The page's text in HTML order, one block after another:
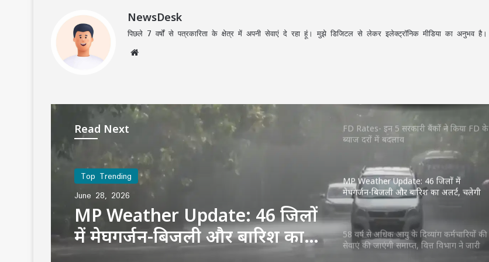
NewsDesk
पिछले 7 वर्षों से पत्रकारिता के क्षेत्र में अपनी सेवाएं दे रहा हूं। मुझे डिजिटल से लेकर इलेक्ट्रॉनिक मीडिया का अनुभव है।
Read Next
Top Trending
June 28, 2026
MP Weather Update: 46 जिलों
में मेघगर्जन-बिजली और बारिश का
अलर्ट, चलेगी तेज हवा, पूरे हफ्ते
बरसात से पहले बिलासपुर शहर का लिया जायजा
FD Rates- इन 5 सरकारी बैंकों ने किया FD के
ब्याज दरों में बदलाव
MP Weather Update: 46 जिलों में
मेघगर्जन-बिजली और बारिश का अलर्ट, चलेगी
तेज हवा, पूरे हफ्ते जारी रहेगा वर्षा का दौर
58 वर्ष से अधिक आयु के दिव्यांग कर्मचारियों की
सेवाएं की जाएंगी समाप्त, वित्त विभाग ने जारी